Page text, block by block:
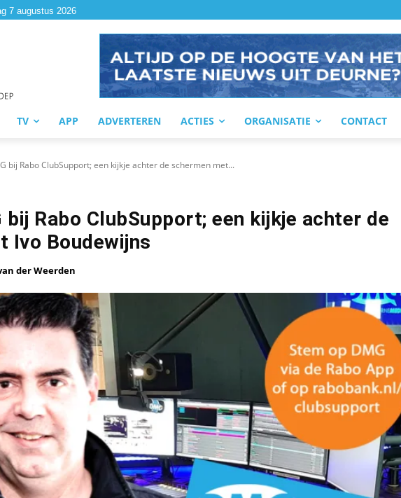
7 augustus 2026
TV APP ADVERTEREN ACTIES ORGANISATIE CONTACT
bij Rabo ClubSupport; een kijkje achter de schermen met...
bij Rabo ClubSupport; een kijkje achter de
Ivo Boudewijns
der Weerden